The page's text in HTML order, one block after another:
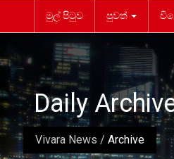
මුල් පිටුව පුවත්
Vivara News / Archive
Daily